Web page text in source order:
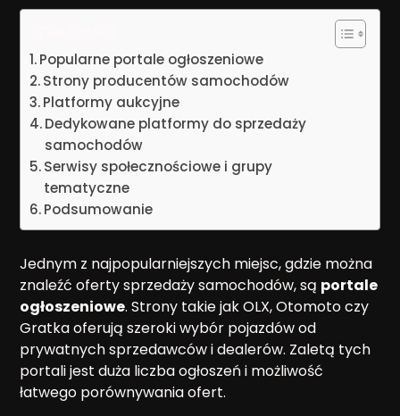
Popularne portale ogłoszeniowe
Strony producentów samochodów
Platformy aukcyjne
Dedykowane platformy do sprzedaży
samochodów
Serwisy społecznościowe i grupy
tematyczne
Podsumowanie
Jednym z najpopularniejszych miejsc, gdzie można
znaleźć oferty sprzedaży samochodów, są portale
ogłoszeniowe. Strony takie jak OLX, Otomoto czy
Gratka oferują szeroki wybór pojazdów od
prywatnych sprzedawców i dealerów. Zaletą tych
portali jest duża liczba ogłoszeń i możliwość
łatwego porównywania ofert.